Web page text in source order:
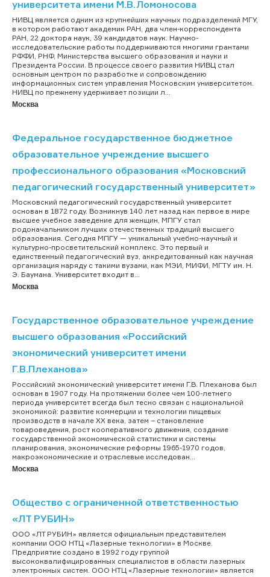
университета имени М.В.Ломоносова
НИВЦ является одним из крупнейших научных подразделений МГУ,
в котором работают академик РАН, два член-корреспондента
РАН, 22 доктора наук, 39 кандидатов наук. Научно-
исследовательские работы поддерживаются многими грантами
РФФИ, РНФ, Министерства высшего образования и науки и
Президента России. В процессе своего развития НИВЦ стал
основным центром по разработке и сопровождению
информационных систем управления Московским университетом.
НИВЦ по прежнему удерживает позиции л...
Москва
Федеральное государственное бюджетное
образовательное учреждение высшего
профессионального образования «Московский
педагогический государственный университет»
Московский педагогический государственный университет
основан в 1872 году. Возникнув 140 лет назад как первое в мире
высшее учебное заведение для женщин, МПГУ стал
родоначальником лучших отечественных традиций высшего
образования. Сегодня МПГУ — уникальный учебно-научный и
культурно-просветительский комплекс. Это первый и
единственный педагогический вуз, аккредитованный как научная
организация наряду с такими вузами, как МЭИ, МИФИ, МГТУ им. Н.
Э. Баумана. Университет входит в...
Москва
Государственное образовательное учреждение
высшего образования «Российский
экономический университет имени
Г.В.Плеханова»
Российский экономический университет имени Г.В. Плеханова был
основан в 1907 году. На протяжении более чем 100-летнего
периода университет всегда был тесно связан с национальной
экономикой: развитие коммерции и технологии пищевых
производств в начале XX века, затем – становление
товароведения, рост кооперативного движения, создание
государственной экономической статистики и системы
планирования, экономические реформы 1965-1970 годов,
макроэкономические и отраслевые исследован...
Москва
Общество с ограниченной ответственностью
«ЛТ РУБИН»
ООО «ЛТ РУБИН» является официальным представителем
компании ООО НТЦ «Лазерные технологии» в Москве.
Предприятие создано в 1992 году группой
высококвалифицированных специалистов в области лазерных
электронных систем. ООО НТЦ «Лазерные технологии» является